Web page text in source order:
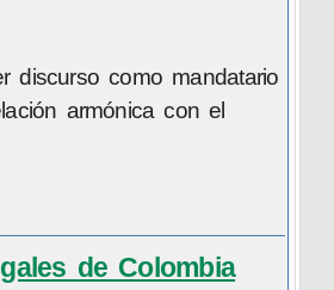
discurso como mandatario
armónica con el
de Colombia